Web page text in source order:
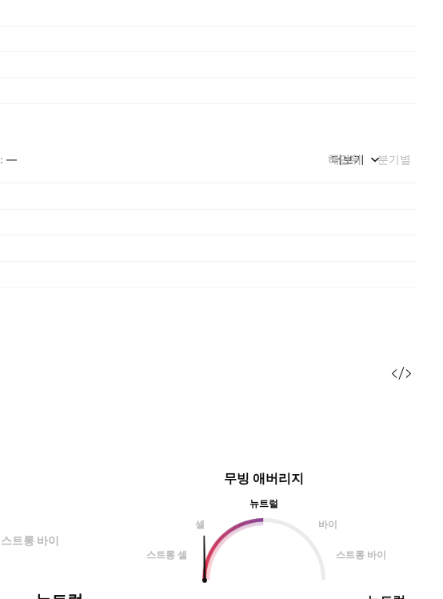
: — 해단위 분기별
더보기
스트롱 바이
무빙 애버리지
뉴트럴
셀
바이
스트롱 셀 스트롱 바이